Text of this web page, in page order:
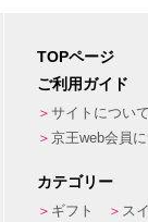
TOPページ
ご利用ガイド
サイトについて
京王web会員
カテゴリー
ギフト ス